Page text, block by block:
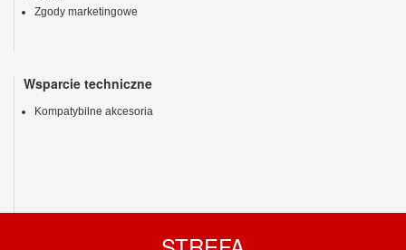
Zgody marketingowe
Wsparcie techniczne
Kompatybilne akcesoria